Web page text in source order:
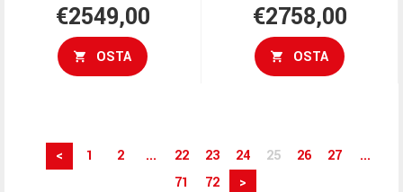
€2549,00
OSTA
€2758,00
OSTA
< 1 2 ... 22 23 24 25 26 27
...
71
72 >